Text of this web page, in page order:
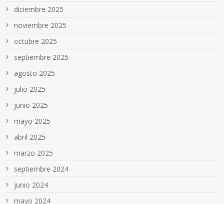
diciembre 2025
noviembre 2025
octubre 2025
septiembre 2025
agosto 2025
julio 2025
junio 2025
mayo 2025
abril 2025
marzo 2025
septiembre 2024
junio 2024
mayo 2024